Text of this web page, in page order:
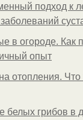
подход к
в огороде. Как
опыт
отопления. Что
белых грибов в